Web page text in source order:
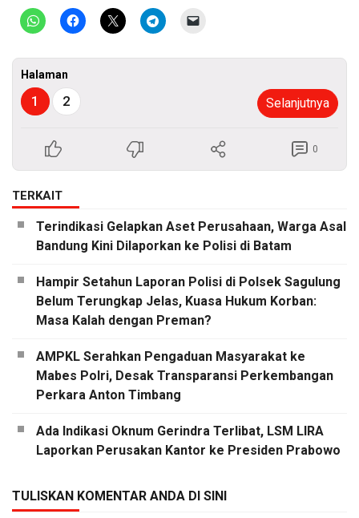
Halaman
1 2 Selanjutnya
0
TERKAIT
Terindikasi Gelapkan Aset Perusahaan, Warga Asal
Bandung Kini Dilaporkan ke Polisi di Batam
Hampir Setahun Laporan Polisi di Polsek Sagulung
Belum Terungkap Jelas, Kuasa Hukum Korban:
Masa Kalah dengan Preman?
AMPKL Serahkan Pengaduan Masyarakat ke
Mabes Polri, Desak Transparansi Perkembangan
Perkara Anton Timbang
Ada Indikasi Oknum Gerindra Terlibat, LSM LIRA
Laporkan Perusakan Kantor ke Presiden Prabowo
TULISKAN KOMENTAR ANDA DI SINI